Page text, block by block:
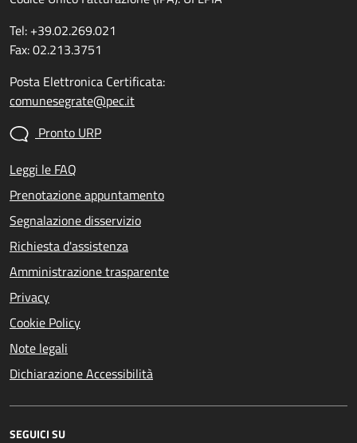
Tel: +39.02.269.021
Fax: 02.213.3751
Posta Elettronica Certificata:
comunesegrate@pec.it
Pronto URP
Leggi le FAQ
Prenotazione appuntamento
Segnalazione disservizio
Richiesta d'assistenza
Amministrazione trasparente
Privacy
Cookie Policy
Note legali
Dichiarazione Accessibilità
SEGUICI SU